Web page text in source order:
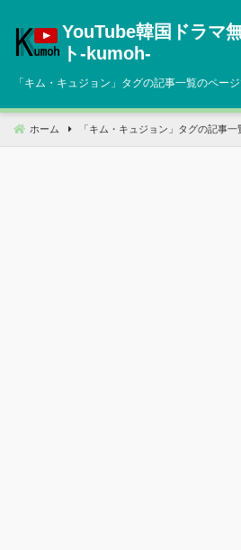
へ
動
YouTube韓国ドラマ
ト‐kumoh‐
「キム・キュジョン 」タグの記事一覧のページ
ホーム 「 キム・キュジョン 」タグの記事一